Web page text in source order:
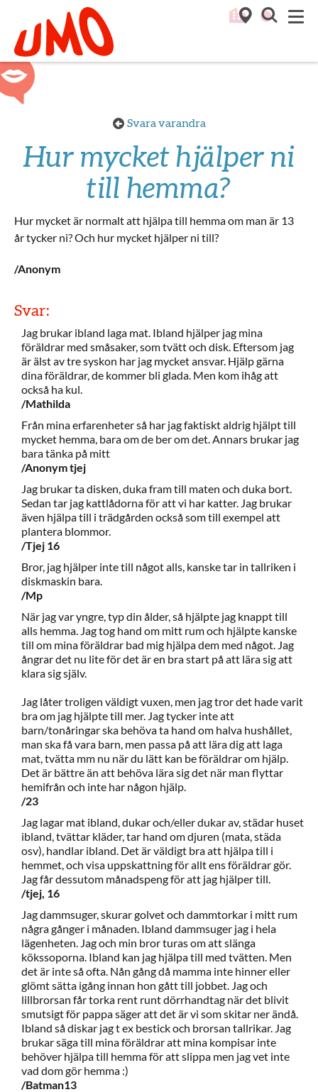
Till startsidan för Umo
Svara varandra
Hur mycket hjälper ni
till hemma?
Hur mycket är normalt att hjälpa till hemma om man är 13
år tycker ni? Och hur mycket hjälper ni till?
/Anonym
Svar:
Jag brukar ibland laga mat. Ibland hjälper jag mina
föräldrar med småsaker, som tvätt och disk. Eftersom jag
är älst av tre syskon har jag mycket ansvar. Hjälp gärna
dina föräldrar, de kommer bli glada. Men kom ihåg att
också ha kul.
/Mathilda
Från mina erfarenheter så har jag faktiskt aldrig hjälpt till
mycket hemma, bara om de ber om det. Annars brukar jag
bara tänka på mitt
/Anonym tjej
Jag brukar ta disken, duka fram till maten och duka bort.
Sedan tar jag kattlådorna för att vi har katter. Jag brukar
även hjälpa till i trädgården också som till exempel att
plantera blommor.
/Tjej 16
Bror, jag hjälper inte till något alls, kanske tar in tallriken i
diskmaskin bara.
/Mp
När jag var yngre, typ din ålder, så hjälpte jag knappt till
alls hemma. Jag tog hand om mitt rum och hjälpte kanske
till om mina föräldrar bad mig hjälpa dem med något. Jag
ångrar det nu lite för det är en bra start på att lära sig att
klara sig själv.
Jag låter troligen väldigt vuxen, men jag tror det hade varit
bra om jag hjälpte till mer. Jag tycker inte att
barn/tonåringar ska behöva ta hand om halva hushållet,
man ska få vara barn, men passa på att lära dig att laga
mat, tvätta mm nu när du lätt kan be föräldrar om hjälp.
Det är bättre än att behöva lära sig det när man flyttar
hemifrån och inte har någon hjälp.
/23
Jag lagar mat ibland, dukar och/eller dukar av, städar huset
ibland, tvättar kläder, tar hand om djuren (mata, städa
osv), handlar ibland. Det är väldigt bra att hjälpa till i
hemmet, och visa uppskattning för allt ens föräldrar gör.
Jag får dessutom månadspeng för att jag hjälper till.
/tjej, 16
Jag dammsuger, skurar golvet och dammtorkar i mitt rum
några gånger i månaden. Ibland dammsuger jag i hela
lägenheten. Jag och min bror turas om att slänga
kökssoporna. Ibland kan jag hjälpa till med tvätten. Men
det är inte så ofta. Nån gång då mamma inte hinner eller
glömt sätta igång innan hon gått till jobbet. Jag och
lillbrorsan får torka rent runt dörrhandtag när det blivit
smutsigt för pappa säger att det är vi som skitar ner ändå.
Ibland så diskar jag t ex bestick och brorsan tallrikar. Jag
brukar säga till mina föräldrar att mina kompisar inte
behöver hjälpa till hemma för att slippa men jag vet inte
vad dom gör hemma :)
/Batman13